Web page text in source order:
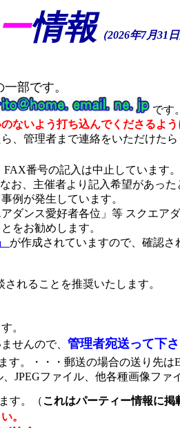
情報 （2026年7月31
部です。
です。
ないよう打ち込んでくださるよう
、管理者まで連絡をいただけたら
番号の記入は中止しています。
主催者より記入希望があった
例が発生しています。
ンス愛好者各位」等 スクエア
をお勧めします。
が作成されていますので、確認さ
ることを推奨いたします。
。
せんので、 管理者宛送って下さ
す。・・・郵送の場合の送り先は
JPEGファイル、他各種画像ファ
す。（これはパーティー情報に
。